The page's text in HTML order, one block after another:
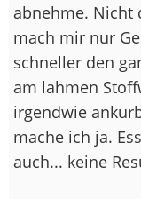
abnehme. Nicht
mach mir nur
schneller den
am lahmen
irgendwie
mache ich ja.
auch... keine